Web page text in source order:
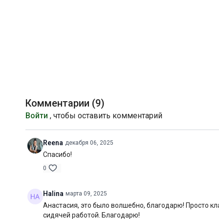
Комментарии (9)
Войти , чтобы оставить комментарий
Reena декабря 06, 2025
Спасибо!
0
Halina марта 09, 2025
Анастасия, это было волшебно, благодарю! Просто
сидячей работой. Благодарю!